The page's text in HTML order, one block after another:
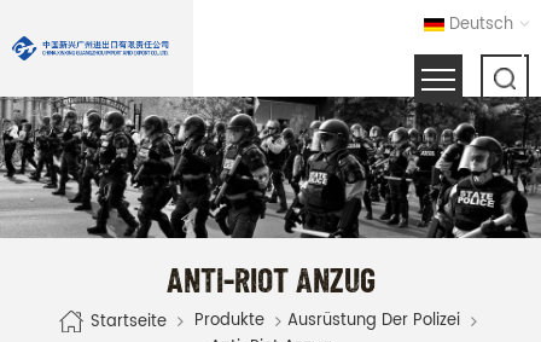
Deutsch
ANTI-RIOT ANZUG
Startseite Produkte
Ausrüstung Der Polizei